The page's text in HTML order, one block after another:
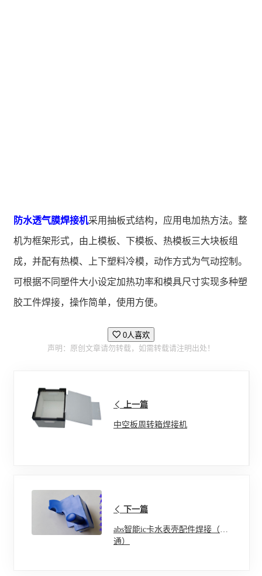
防水透气膜焊接机采用抽板式结构，应用电加热方法。整
机为框架形式，由上模板、下模板、热模板三大块板组
成，并配有热模、上下塑料冷模，动作方式为气动控制。
可根据不同塑件大小设定加热功率和模具尺寸实现多种塑
胶工件焊接，操作简单，使用方便。
0人喜欢
声明：原创文章请勿转载，如需转载请注明出处！
上一篇
中空板周转箱焊接机
下一篇
abs智能ic卡水表壳配件焊接（南
通）